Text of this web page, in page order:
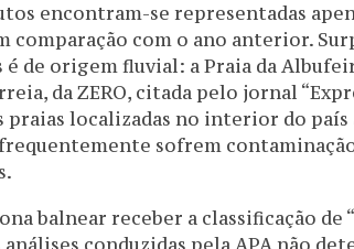
encontram-se representadas
comparação com o ano anterior.
é de origem fluvial: a Praia da
da ZERO, citada pelo jornal
praias localizadas no interior do
sofrem
balnear receber a classificação de